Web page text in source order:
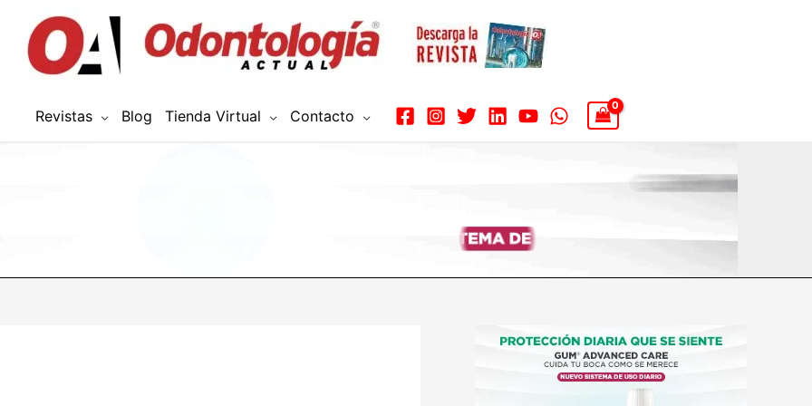
Revistas Blog Tienda Virtual Contacto